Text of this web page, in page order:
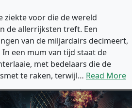
ziekte voor die de wereld
de allerrijksten treft. Een
van de miljardairs decimeert,
een mum van tijd staat de
met bedelaars die de
te raken, terwijl… Read More